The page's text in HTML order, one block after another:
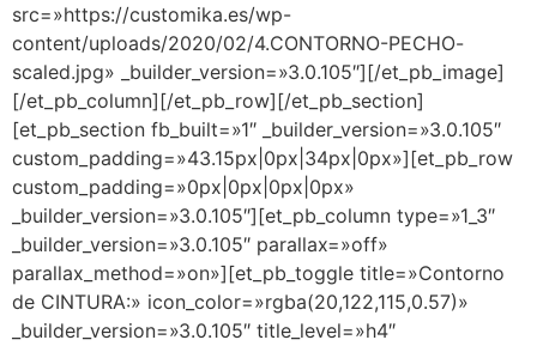
src=»https://customika.es/wp-
content/uploads/2020/02/4.CONTORNO-PECHO-
scaled.jpg» _builder_version=»3.0.105″][/et_pb_image]
[/et_pb_column][/et_pb_row][/et_pb_section]
[et_pb_section fb_built=»1″ _builder_version=»3.0.105″
custom_padding=»43.15px|0px|34px|0px»][et_pb_row
custom_padding=»0px|0px|0px|0px»
_builder_version=»3.0.105″][et_pb_column type=»1_3″
_builder_version=»3.0.105″ parallax=»off»
parallax_method=»on»][et_pb_toggle title=»Contorno
de CINTURA:» icon_color=»rgba(20,122,115,0.57)»
_builder_version=»3.0.105″ title_level=»h4″